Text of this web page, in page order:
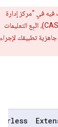
فيه في "مركز إدارة
المحتوى". للالتزام بقانون حماية خصوصية الأطفال على الإنترنت (CASA)، اتّبِع التعليمات
تطبيقك لإجراء